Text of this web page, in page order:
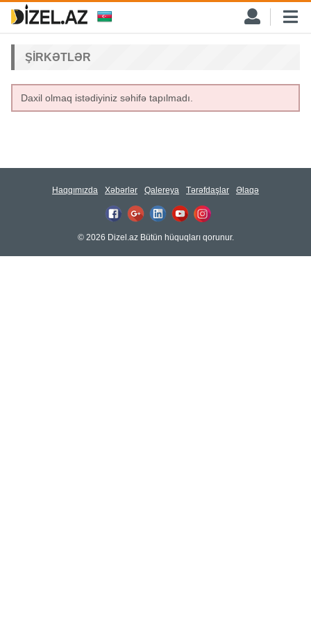
ŞIRKƏTLƏR
Daxil olmaq istədiyiniz səhifə tapılmadı.
Haqqımızda Xəbərlər Qalereya Tərəfdaşlar Əlaqə
© 2026 Dizel.az Bütün hüquqları qorunur.